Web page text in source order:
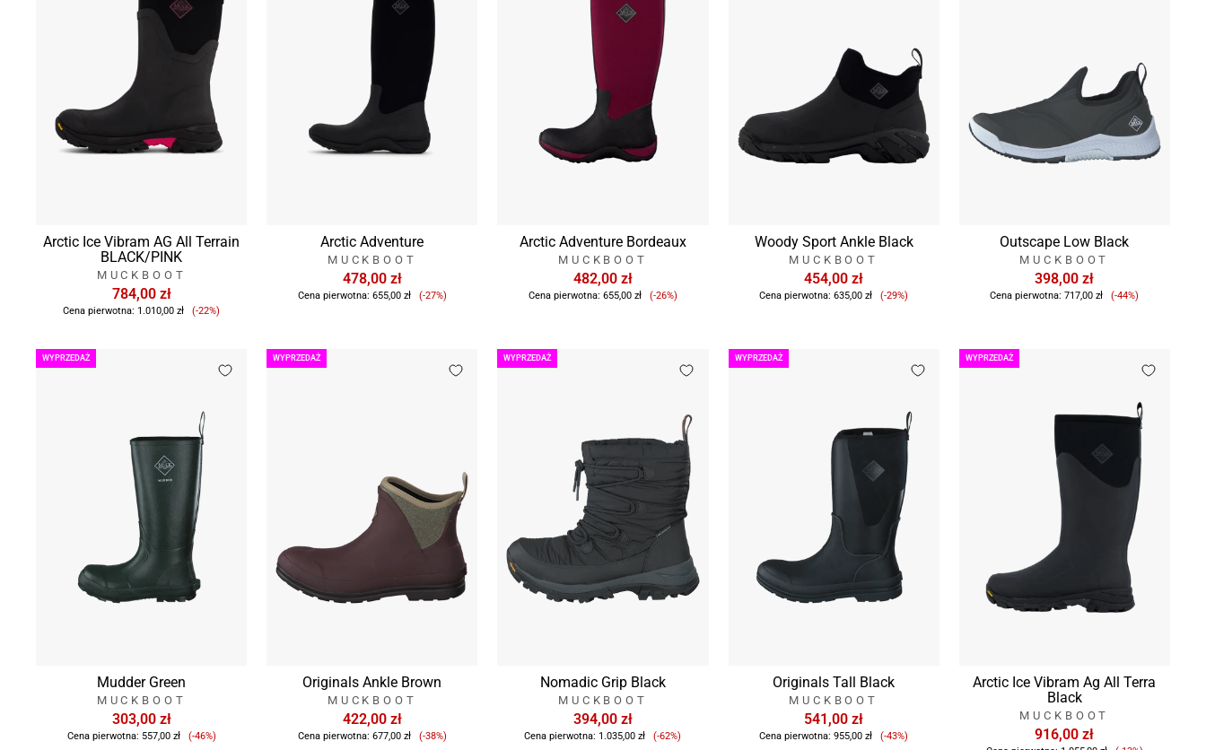
Arctic Ice Vibram AG All Terrain
BLACK/PINK
MUCKBOOT
784,00 zł
Cena pierwotna: 1.010,00 zł
Cena
(-22%)
Arctic Adventure
MUCKBOOT
478,00 zł
Cena pierwotna: 655,00 zł
Cena
(-27%)
Arctic Adventure Bordeaux
MUCKBOOT
482,00 zł
Cena pierwotna: 655,00 zł
Cena
(-26%)
Woody Sport Ankle Black
MUCKBOOT
454,00 zł
Cena pierwotna:635,00 zł
Cena
(-29%)
Outscape Low Black
MUCKBOOT
398,00 zł
Cena pierwotna:717,00 zł
Cena
(-44%)
WYPRZEDAŻ
Mudder Green
MUCKBOOT
303,00 zł
Cena pierwotna: 557,00 zł
Cena
(-46%)
WYPRZEDAŻ
Originals Ankle Brown
MUCKBOOT
422,00 zł
Cena pierwotna: 677,00 zł
Cena
(-38%)
WYPRZEDAŻ
Nomadic Grip Black
MUCKBOOT
394,00 zł
Cena pierwotna: 1.035,00 zł
Cena
(-62%)
WYPRZEDAŻ
Originals Tall Black
MUCKBOOT
541,00 zł
Cena pierwotna:955,00 zł
Cena
(-43%)
WYPRZEDAŻ
Arctic Ice Vibram Ag All Terra
Black
MUCKBOOT
916,00 zł